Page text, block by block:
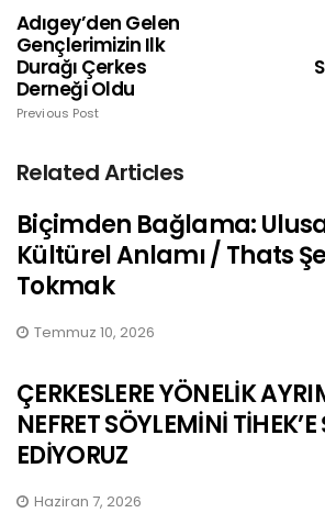
Adıgey’den Gelen
Gençlerimizin Ilk
Durağı Çerkes
Derneği Oldu
Previous Post
Related Articles
Biçimden Bağlama:
Kültürel Anlamı / Thats
Tokmak
Temmuz 10, 2026
ÇERKESLERE YÖNELİK
NEFRET SÖYLEMİNİ
EDİYORUZ
Haziran 7, 2026